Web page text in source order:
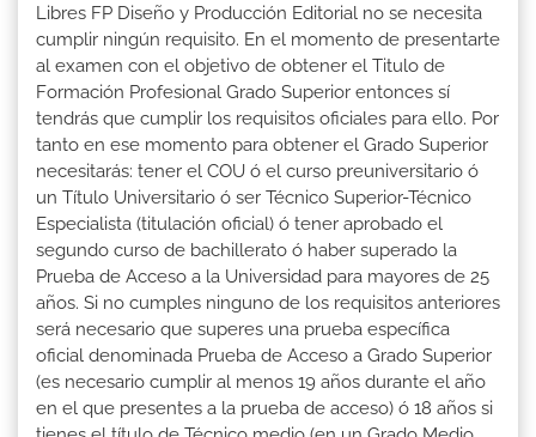
Libres FP Diseño y Producción Editorial no se necesita
cumplir ningún requisito. En el momento de presentarte
al examen con el objetivo de obtener el Titulo de
Formación Profesional Grado Superior entonces sí
tendrás que cumplir los requisitos oficiales para ello. Por
tanto en ese momento para obtener el Grado Superior
necesitarás: tener el COU ó el curso preuniversitario ó
un Título Universitario ó ser Técnico Superior-Técnico
Especialista (titulación oficial) ó tener aprobado el
segundo curso de bachillerato ó haber superado la
Prueba de Acceso a la Universidad para mayores de 25
años. Si no cumples ninguno de los requisitos anteriores
será necesario que superes una prueba específica
oficial denominada Prueba de Acceso a Grado Superior
(es necesario cumplir al menos 19 años durante el año
en el que presentes a la prueba de acceso) ó 18 años si